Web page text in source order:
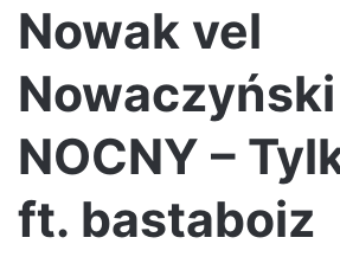
Nowak vel
NOCNY –
ft. bastaboiz